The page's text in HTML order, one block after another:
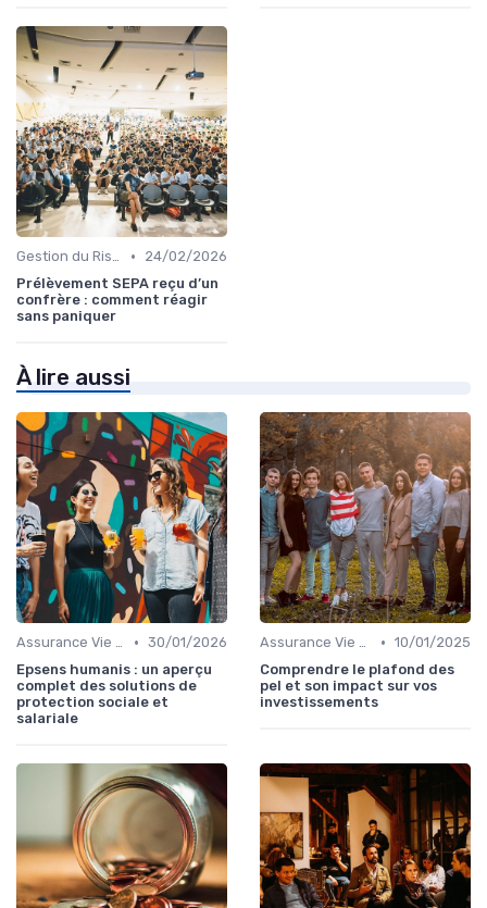
Gestion du Risque Financier •
24/02/2026
Prélèvement SEPA reçu d’un
confrère : comment réagir
sans paniquer
À lire aussi
Assurance Vie et Épargne • 30/01/2026
Epsens humanis : un aperçu
complet des solutions de
protection sociale et
salariale
Assurance Vie et Épargne • 10/01/2025
Comprendre le plafond des
pel et son impact sur vos
investissements